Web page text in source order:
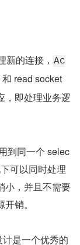
新的连接， Ac
read socket
，即处理业务逻
到同一个 selec
可以同时处理
小，并且不需要
销。
计是一个优秀的